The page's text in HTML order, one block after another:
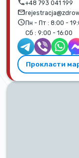
+48 793 041 199
Пн - Пт : 8:00 -
Сб : 9:00 - 16:00
Прокласти